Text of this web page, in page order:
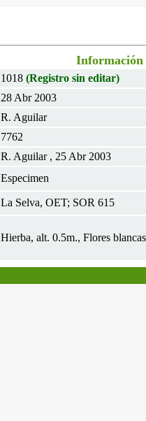
Información
1018 (Registro sin editar)
28 Abr 2003
R. Aguilar
7762
R. Aguilar , 25 Abr 2003
Especimen
La Selva, OET; SOR 615
Hierba, alt. 0.5m., Flores